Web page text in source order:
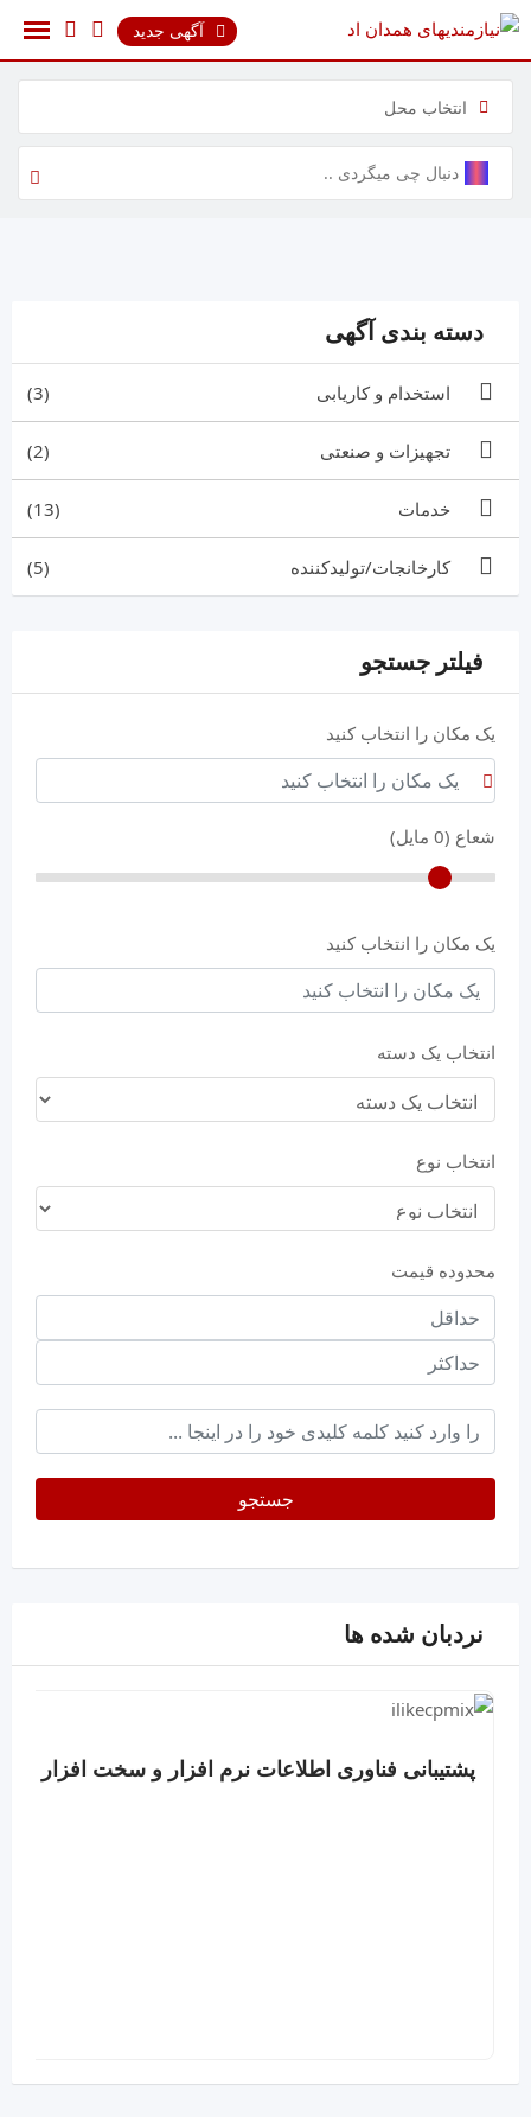
پرش
محتوا
آگهی جدید
انتخاب محل
دسته بندی آگهی
استخدام و کاریابی (3)
تجهیزات و صنعتی (2)
خدمات (13)
کارخانجات/تولیدکننده (5)
فیلتر جستجو
یک مکان را انتخاب کنید
شعاع (0 مایل)
یک مکان را انتخاب کنید
انتخاب یک دسته
انتخاب نوع
محدوده قیمت
حداقل
قیمت
حداکثر
keyword
جستجو
نردبان شده ها
پشتیبانی فناوری اطلاعات نرم افزار و سخت افزار